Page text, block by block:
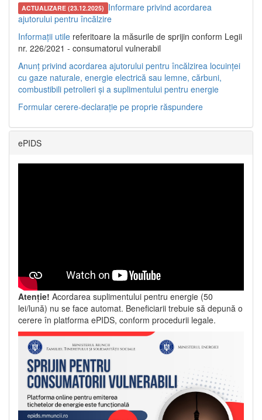
ACTUALIZARE (23.12.2025) Informare privind acordarea
ajutorului pentru încălzire
Informații utile referitoare la măsurile de sprijin conform Legii
nr. 226/2021 - consumatorul vulnerabil
Anunț privind acordarea ajutorului pentru încălzirea locuinței
cu gaze naturale, energie electrică sau lemne, cărbuni,
combustibili petrolieri și a suplimentului pentru energie
Formular cerere-declarație pe proprie răspundere
ePIDS
Atenție! Acordarea suplimentului pentru energie (50
lei/lună) nu se face automat. Beneficiarii trebuie să depună o
cerere în platforma ePIDS, conform procedurii legale.